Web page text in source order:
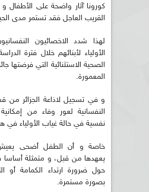
كورونا آثار واضحة على الأطفال
القريب العاجل فقد تستمر مدى
لهذا شدد الاخصائيون
الأولياء لأبنائهم خلال فترة
الصحية الاستثنائية التي فرضتها
المعمورة.
و في تسجيل لاذاعة الجزائر من
النفسانية لعور وفاء من
نفسية في حالة غياب الأولياء في
خاصة و أن الطفل أضحى
يعهدها من قبل، و متمثلة أساسا
حول ضرورة ارتداء الكمامة أو
بصورة مستمرة.